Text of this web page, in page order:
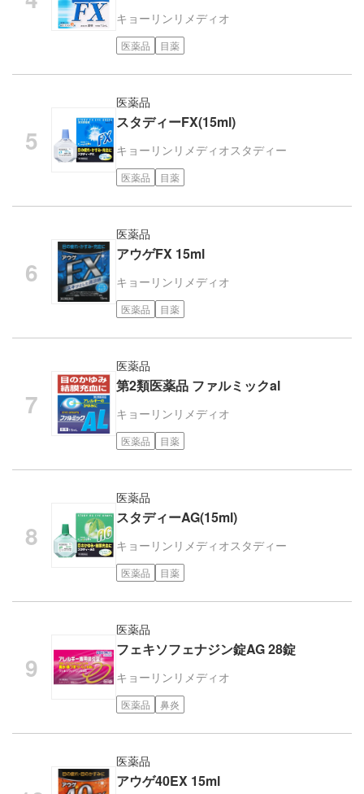
キョーリンリメディオ
医薬品 目薬
医薬品
スタディーFX(15ml)
キョーリンリメディオスタディー
医薬品 目薬
医薬品
アウゲFX 15ml
キョーリンリメディオ
医薬品 目薬
医薬品
第2類医薬品 ファルミックal
キョーリンリメディオ
医薬品 目薬
医薬品
スタディーAG(15ml)
キョーリンリメディオスタディー
医薬品 目薬
医薬品
フェキソフェナジン錠AG 28錠
キョーリンリメディオ
医薬品 鼻炎
医薬品
アウゲ40EX 15ml